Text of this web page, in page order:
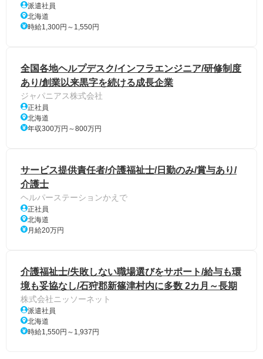
派遣社員
北海道
時給1,300円～1,550円
全国各地ヘルプデスク/インフラエンジニア/研修制度
あり/創業以来黒字を続ける成長企業
ジャパニアス株式会社
正社員
北海道
年収300万円～800万円
サービス提供責任者/介護福祉士/日勤のみ/賞与あり/
介護士
ヘルパーステーションかえで
正社員
北海道
月給20万円
介護福祉士/失敗しない職場選びをサポート/給与も環
境も妥協なし/石狩郡新篠津村内に多数 2カ月～長期
株式会社ニッソーネット
派遣社員
北海道
時給1,550円～1,937円